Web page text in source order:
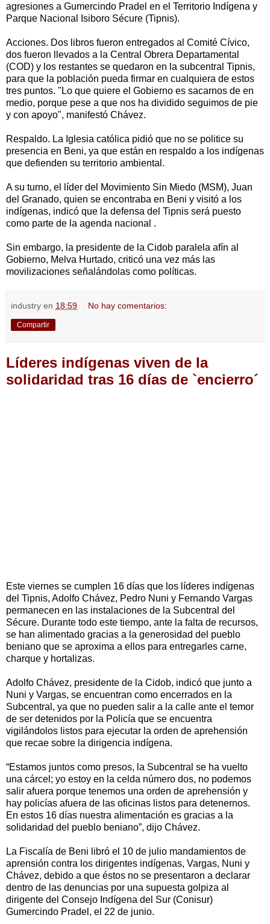
agresiones a Gumercindo Pradel en el Territorio Indígena y
Parque Nacional Isiboro Sécure (Tipnis).
Acciones. Dos libros fueron entregados al Comité Cívico,
dos fueron llevados a la Central Obrera Departamental
(COD) y los restantes se quedaron en la subcentral Tipnis,
para que la población pueda firmar en cualquiera de estos
tres puntos. "Lo que quiere el Gobierno es sacarnos de en
medio, porque pese a que nos ha dividido seguimos de pie
y con apoyo", manifestó Chávez.
Respaldo. La Iglesia católica pidió que no se politice su
presencia en Beni, ya que están en respaldo a los indígenas
que defienden su territorio ambiental.
A su turno, el líder del Movimiento Sin Miedo (MSM), Juan
del Granado, quien se encontraba en Beni y visitó a los
indígenas, indicó que la defensa del Tipnis será puesto
como parte de la agenda nacional .
Sin embargo, la presidente de la Cidob paralela afín al
Gobierno, Melva Hurtado, criticó una vez más las
movilizaciones señalándolas como políticas.
industry en 18:59 No hay comentarios:
Compartir
Líderes indígenas viven de la
solidaridad tras 16 días de `encierro´
Este viernes se cumplen 16 días que los líderes indígenas
del Tipnis, Adolfo Chávez, Pedro Nuni y Fernando Vargas
permanecen en las instalaciones de la Subcentral del
Sécure. Durante todo este tiempo, ante la falta de recursos,
se han alimentado gracias a la generosidad del pueblo
beniano que se aproxima a ellos para entregarles carne,
charque y hortalizas.
Adolfo Chávez, presidente de la Cidob, indicó que junto a
Nuni y Vargas, se encuentran como encerrados en la
Subcentral, ya que no pueden salir a la calle ante el temor
de ser detenidos por la Policía que se encuentra
vigilándolos listos para ejecutar la orden de aprehensión
que recae sobre la dirigencia indígena.
“Estamos juntos como presos, la Subcentral se ha vuelto
una cárcel; yo estoy en la celda número dos, no podemos
salir afuera porque tenemos una orden de aprehensión y
hay policías afuera de las oficinas listos para detenernos.
En estos 16 días nuestra alimentación es gracias a la
solidaridad del pueblo beniano”, dijo Chávez.
La Fiscalía de Beni libró el 10 de julio mandamientos de
aprensión contra los dirigentes indígenas, Vargas, Nuni y
Chávez, debido a que éstos no se presentaron a declarar
dentro de las denuncias por una supuesta golpiza al
dirigente del Consejo Indígena del Sur (Conisur)
Gumercindo Pradel, el 22 de junio.